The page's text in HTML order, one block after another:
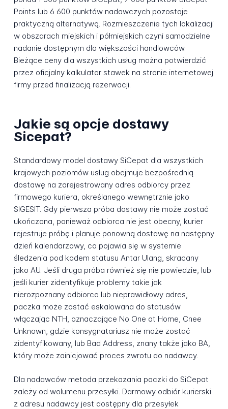
Points lub 6 600 punktów nadawczych pozostaje
praktyczną alternatywą. Rozmieszczenie tych lokalizacji
w obszarach miejskich i półmiejskich czyni samodzielne
nadanie dostępnym dla większości handlowców.
Bieżące ceny dla wszystkich usług można potwierdzić
przez oficjalny kalkulator stawek na stronie internetowej
firmy przed finalizacją rezerwacji.
Jakie są opcje dostawy
Sicepat?
Standardowy model dostawy SiCepat dla wszystkich
krajowych poziomów usług obejmuje bezpośrednią
dostawę na zarejestrowany adres odbiorcy przez
firmowego kuriera, określanego wewnętrznie jako
SIGESIT. Gdy pierwsza próba dostawy nie może zostać
ukończona, ponieważ odbiorca nie jest obecny, kurier
rejestruje próbę i planuje ponowną dostawę na następny
dzień kalendarzowy, co pojawia się w systemie
śledzenia pod kodem statusu Antar Ulang, skracany
jako AU. Jeśli druga próba również się nie powiedzie, lub
jeśli kurier zidentyfikuje problemy takie jak
nierozpoznany odbiorca lub nieprawidłowy adres,
paczka może zostać eskalowana do statusów
włączając NTH, oznaczające No One at Home, Cnee
Unknown, gdzie konsygnatariusz nie może zostać
zidentyfikowany, lub Bad Address, znany także jako BA,
który może zainicjować proces zwrotu do nadawcy.
Dla nadawców metoda przekazania paczki do SiCepat
zależy od wolumenu przesyłki. Darmowy odbiór kurierski
z adresu nadawcy jest dostępny dla przesyłek